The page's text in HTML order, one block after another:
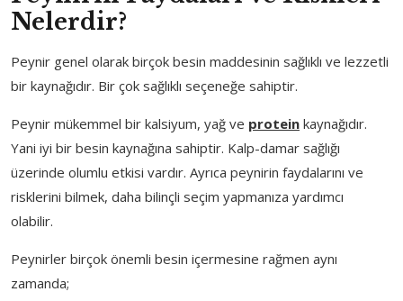
Nelerdir?
Peynir genel olarak birçok besin maddesinin sağlıklı ve lezzetli
bir kaynağıdır. Bir çok sağlıklı seçeneğe sahiptir.
Peynir mükemmel bir kalsiyum, yağ ve protein kaynağıdır.
Yani iyi bir besin kaynağına sahiptir. Kalp-damar sağlığı
üzerinde olumlu etkisi vardır. Ayrıca peynirin faydalarını ve
risklerini bilmek, daha bilinçli seçim yapmanıza yardımcı
olabilir.
Peynirler birçok önemli besin içermesine rağmen aynı
zamanda;